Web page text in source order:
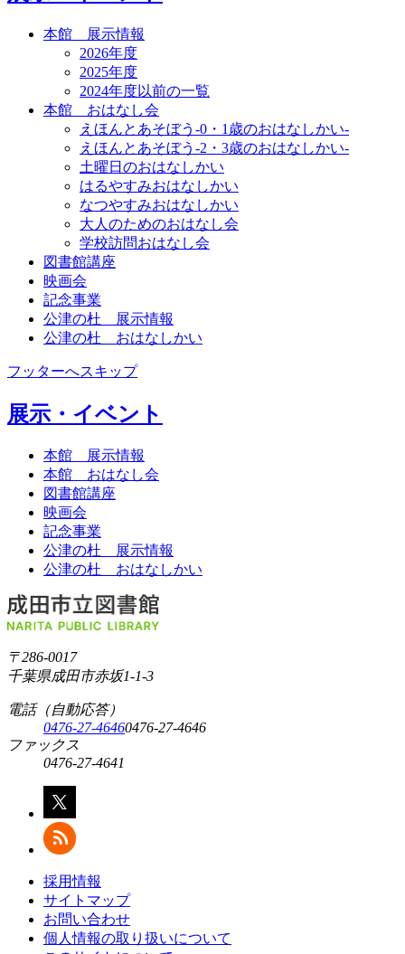
本館 展示情報
2026年度
2025年度
2024年度以前の一覧
本館 おはなし会
えほんとあそぼう-0・1歳のおはなしかい-
えほんとあそぼう-2・3歳のおはなしかい-
土曜日のおはなしかい
はるやすみおはなしかい
なつやすみおはなしかい
大人のためのおはなし会
学校訪問おはなし会
図書館講座
映画会
記念事業
公津の杜 展示情報
公津の杜 おはなしかい
フッターへスキップ
展示・イベント
本館 展示情報
本館 おはなし会
図書館講座
映画会
記念事業
公津の杜 展示情報
公津の杜 おはなしかい
〒286-0017
千葉県成田市赤坂1-1-3
電話（自動応答）
0476-27-46460476-27-4646
ファックス
0476-27-4641
採用情報
サイトマップ
お問い合わせ
個人情報の取り扱いについて